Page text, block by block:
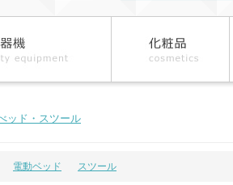
ッド・スツール
電動ベッド スツール